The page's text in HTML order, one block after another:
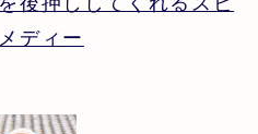
ディー